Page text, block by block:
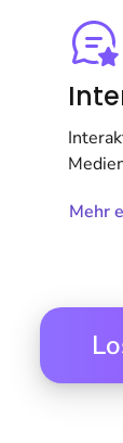
Mehr